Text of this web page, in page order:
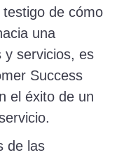
de cómo
una
y servicios, es
Success
el éxito de un
de las